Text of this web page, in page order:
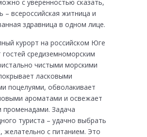
с уверенностью сказать,
– всероссийская житница и
здравница в одном лице.
курорт на российском Юге
гостей средиземноморским
чистыми морскими
ласковыми
поцелуями, обволакивает
ароматами и освежает
променадами. Задача
туриста – удачно выбрать
желательно с питанием. Это